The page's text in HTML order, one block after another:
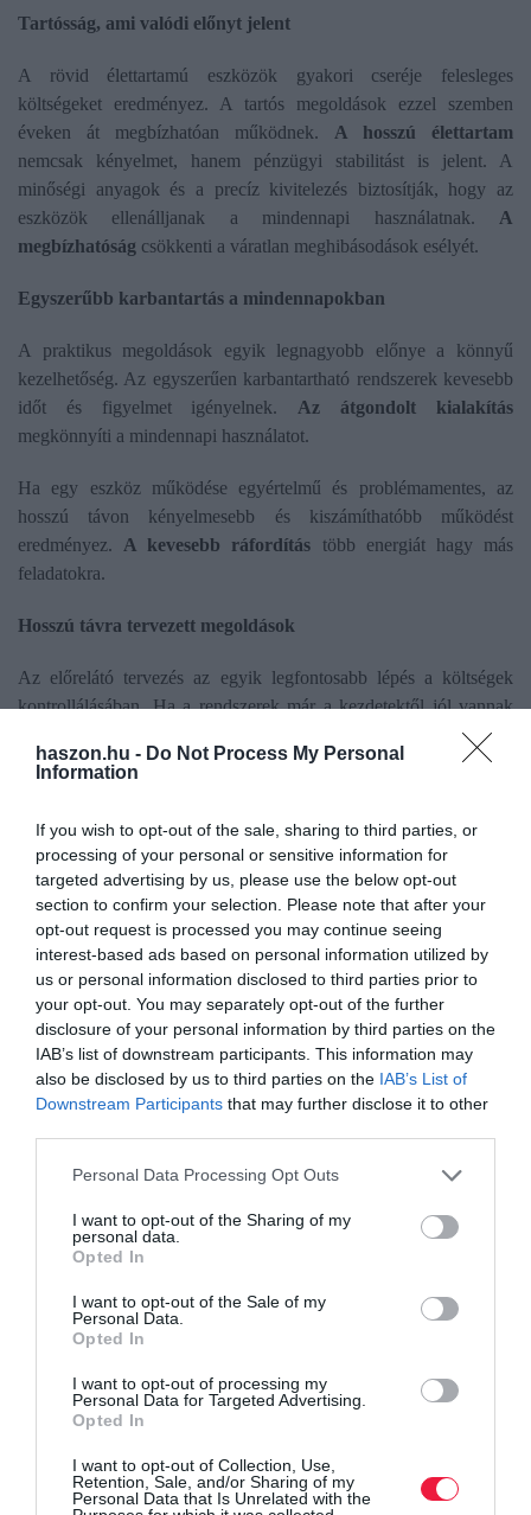
haszon.hu - Do Not Process My Personal
Information
If you wish to opt-out of the sale, sharing to third parties, or
processing of your personal or sensitive information for
targeted advertising by us, please use the below opt-out
section to confirm your selection. Please note that after your
opt-out request is processed you may continue seeing
interest-based ads based on personal information utilized by
us or personal information disclosed to third parties prior to
your opt-out. You may separately opt-out of the further
disclosure of your personal information by third parties on the
IAB’s list of downstream participants. This information may
also be disclosed by us to third parties on the IAB’s List of
Downstream Participants that may further disclose it to other
Please note that this website/app uses one or more Google
not limited to your visit or usage behaviour. You may click to
grant or deny consent to Google and its third-party tags to
use your data for below specified purposes in below Google
consent section.
Personal Data Processing Opt Outs
I want to opt-out of the Sharing of my
personal data.
Opted In
I want to opt-out of the Sale of my
Personal Data.
Opted In
I want to opt-out of processing my
Personal Data for Targeted Advertising.
Opted In
I want to opt-out of Collection, Use,
Retention, Sale, and/or Sharing of my
Personal Data that Is Unrelated with the
Tartósság, ami valódi előnyt jelent
A rövid élettartamú eszközök gyakori cseréje felesleges
költségeket eredményez. A tartós megoldások ezzel szemben
éveken át megbízhatóan működnek. A hosszú élettartam
nemcsak kényelmet, hanem pénzügyi stabilitást is jelent. A
minőségi anyagok és a precíz kivitelezés biztosítják, hogy az
eszközök ellenálljanak a mindennapi használatnak. A
megbízhatóság csökkenti a váratlan meghibásodások esélyét.
Egyszerűbb karbantartás a mindennapokban
A praktikus megoldások egyik legnagyobb előnye a könnyű
kezelhetőség. Az egyszerűen karbantartható rendszerek kevesebb
időt és figyelmet igényelnek. Az átgondolt kialakítás
megkönnyíti a mindennapi használatot.
Ha egy eszköz működése egyértelmű és problémamentes, az
hosszú távon kényelmesebb és kiszámíthatóbb működést
eredményez. A kevesebb ráfordítás több energiát hagy más
feladatokra.
Hosszú távra tervezett megoldások
Az előrelátó tervezés az egyik legfontosabb lépés a költségek
kontrollálásában. Ha a rendszerek már a kezdetektől jól vannak
kialakítva, kevesebb módosításra és javításra lesz szükség.
tudatos tervezés stabil működést biztosít.
megoldások lehetővé teszik, hogy a rendszerek már az első
lépésektől megbízhatóan működjenek.Az előre gondolkodás
hosszú távon kézzelfogható előnyt jelent.
Apró döntések, tartós eredmények
A mindennapi választások összeadódva határozzák meg a
költségek alakulását. Egy energiatakarékos izzó, egy strapabíróbb
alkatrész vagy egy jobb minőségű kábel mind hozzájárul a
hatékony működéshez.A részletek jelentősége
A jól megválasztott megoldások nemcsak pénzt takarítanak meg,
által kínált lehetőségek ebben nyújtanak stabil hátteret, támogatva
a tudatos és praktikus döntések mindennapi megvalósítását.
költséghatékonyság energia megtakarítás
megoldások tudás